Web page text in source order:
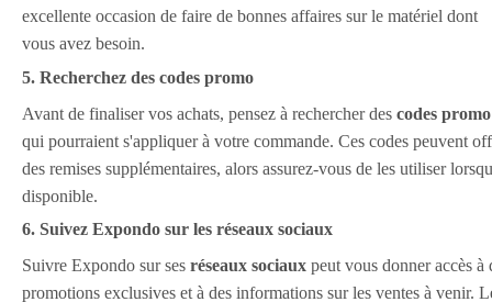
excellente occasion de faire de bonnes affaires sur le matériel dont
vous avez besoin.
5. Recherchez des codes promo
Avant de finaliser vos achats, pensez à rechercher des codes promo
qui pourraient s'appliquer à votre commande. Ces codes peuvent
des remises supplémentaires, alors assurez-vous de les utiliser
disponible.
6. Suivez Expondo sur les réseaux sociaux
Suivre Expondo sur ses réseaux sociaux peut vous donner accès à
promotions exclusives et à des informations sur les ventes à venir.